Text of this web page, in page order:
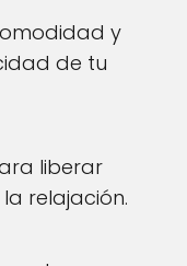
y
de tu
liberar
relajación.